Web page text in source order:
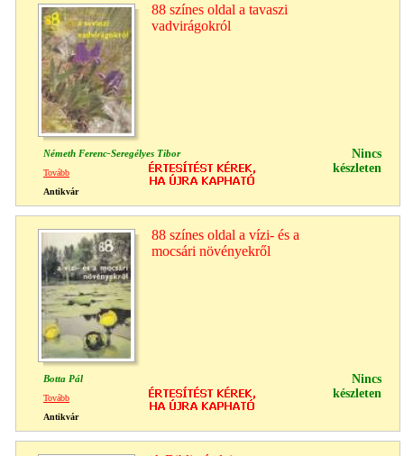
88 színes oldal a tavaszi
vadvirágokról
Németh Ferenc-Seregélyes Tibor
Nincs
készleten
Tovább
Antikvár
88 színes oldal a vízi- és a
mocsári növényekről
Botta Pál
Nincs
készleten
Tovább
Antikvár